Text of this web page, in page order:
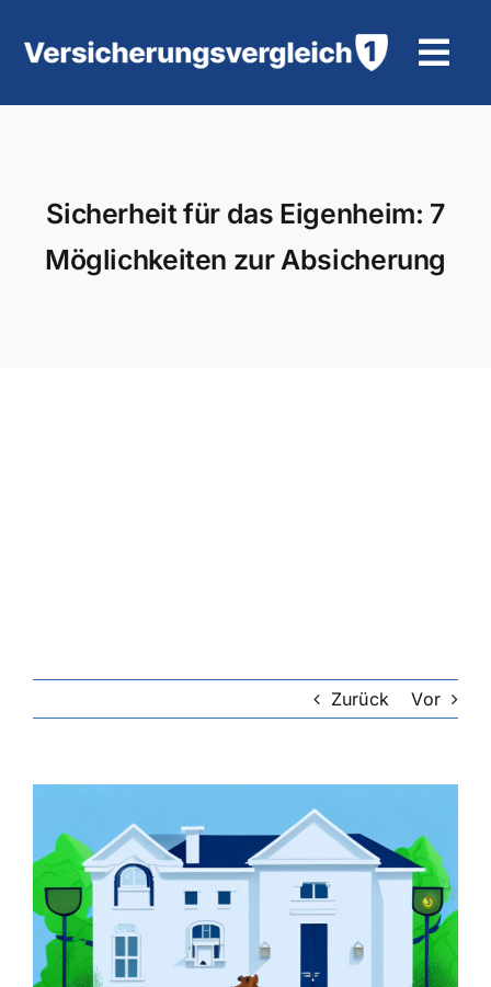
Inhalt
Motorradversicherung
Lebensversicherung
Hundekrankenversicherung
Sicherheit für das Eigenheim: 7
Möglichkeiten zur Absicherung
Zurück Vor
grösseres
Bild